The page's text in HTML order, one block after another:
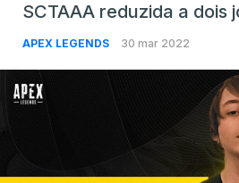
SCTAAA reduzida a dois
APEX LEGENDS 30 mar 2022